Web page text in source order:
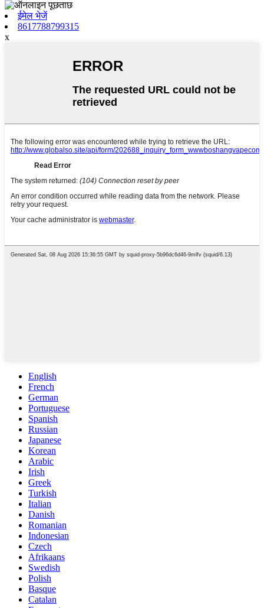
ईमेल भेजें
8617788799315
x
English
French
German
Portuguese
Spanish
Russian
Japanese
Korean
Arabic
Irish
Greek
Turkish
Italian
Danish
Romanian
Indonesian
Czech
Afrikaans
Swedish
Polish
Basque
Catalan